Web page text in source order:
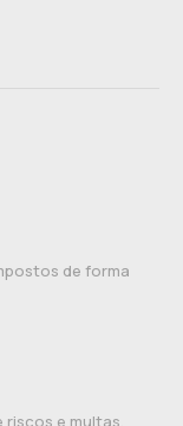
de forma
e multas.